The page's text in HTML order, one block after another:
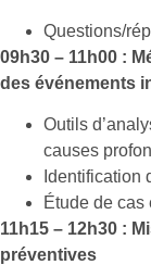
Questions/
09h30 – 11h00 :
des événements
Outils
causes
Identification
Étude de cas
11h15 – 12h30 :
préventives